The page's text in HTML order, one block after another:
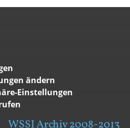
ändern
Einstellungen
WSSI Archiv 2008-2013